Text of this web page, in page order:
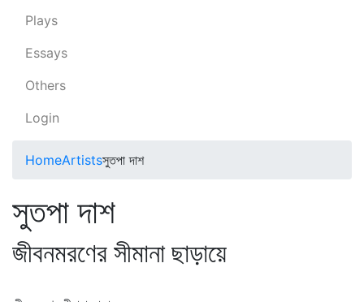
Plays
Essays
Others
Login
HomeArtistsসুতপা দাশ
সুতপা দাশ
জীবনমরণের সীমানা ছাড়ায়ে